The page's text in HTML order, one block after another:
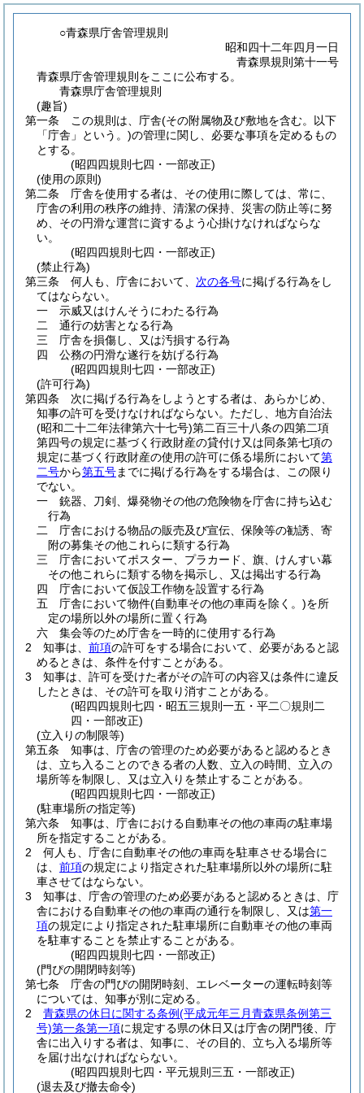
○青森県庁舎管理規則
昭和四十二年四月一日
青森県規則第十一号
青森県庁舎管理規則をここに公布する。
青森県庁舎管理規則
(趣旨)
第一条
この規則は、庁舎(その附属物及び敷地を含む。以下
「庁舎」という。)の管理に関し、必要な事項を定めるもの
とする。
(昭四四規則七四・一部改正)
(使用の原則)
第二条
庁舎を使用する者は、その使用に際しては、常に、
庁舎の利用の秩序の維持、清潔の保持、災害の防止等に努
め、その円滑な運営に資するよう心掛けなければならな
い。
(昭四四規則七四・一部改正)
(禁止行為)
第三条
何人も、庁舎において、 次の各号に掲げる行為をし
てはならない。
一
示威又はけんそうにわたる行為
二
通行の妨害となる行為
三
庁舎を損傷し、又は汚損する行為
四
公務の円滑な遂行を妨げる行為
(昭四四規則七四・一部改正)
(許可行為)
第四条
次に掲げる行為をしようとする者は、あらかじめ、
知事の許可を受けなければならない。 ただし、地方自治法
(昭和二十二年法律第六十七号)第二百三十八条の四第二項
第四号の規定に基づく行政財産の貸付け又は同条第七項の
規定に基づく行政財産の使用の許可に係る場所において第
二号から第五号までに掲げる行為をする場合は、この限り
でない。
一
銃器、刀剣、爆発物その他の危険物を庁舎に持ち込む
行為
二
庁舎における物品の販売及び宣伝、保険等の勧誘、寄
附の募集その他これらに類する行為
三
庁舎においてポスター、プラカード、旗、けんすい幕
その他これらに類する物を掲示し、又は掲出する行為
四
庁舎において仮設工作物を設置する行為
五
庁舎において物件(自動車その他の車両を除く。)を所
定の場所以外の場所に置く行為
六
集会等のため庁舎を一時的に使用する行為
2
知事は、 前項の許可をする場合において、必要があると認
めるときは、条件を付すことがある。
3
知事は、許可を受けた者がその許可の内容又は条件に違反
したときは、その許可を取り消すことがある。
(昭四四規則七四・昭五三規則一五・平二〇規則二
四・一部改正)
(立入りの制限等)
第五条
知事は、庁舎の管理のため必要があると認めるとき
は、立ち入ることのできる者の人数、立入の時間、立入の
場所等を制限し、又は立入りを禁止することがある。
(昭四四規則七四・一部改正)
(駐車場所の指定等)
第六条
知事は、庁舎における自動車その他の車両の駐車場
所を指定することがある。
2
何人も、庁舎に自動車その他の車両を駐車させる場合に
は、 前項の規定により指定された駐車場所以外の場所に駐
車させてはならない。
3
知事は、庁舎の管理のため必要があると認めるときは、庁
舎における自動車その他の車両の通行を制限し、又は第一
項の規定により指定された駐車場所に自動車その他の車両
を駐車することを禁止することがある。
(昭四四規則七四・一部改正)
(門ぴの開閉時刻等)
第七条
庁舎の門ぴの開閉時刻、エレベーターの運転時刻等
については、知事が別に定める。
2
青森県の休日に関する条例(平成元年三月青森県条例第三
号)第一条第一項に規定する県の休日又は庁舎の閉門後、庁
舎に出入りする者は、知事に、その目的、立ち入る場所等
を届け出なければならない。
(昭四四規則七四・平元規則三五・一部改正)
(退去及び撤去命令)